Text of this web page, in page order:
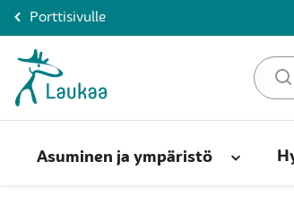
Porttisivulle
Asuminen ja ympäristö